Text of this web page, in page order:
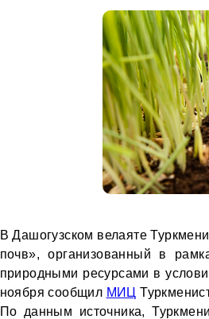
В Дашогузском велаяте
почв», организованный в
природными ресурсами в
ноября сообщил МИЦ
По данным источника,